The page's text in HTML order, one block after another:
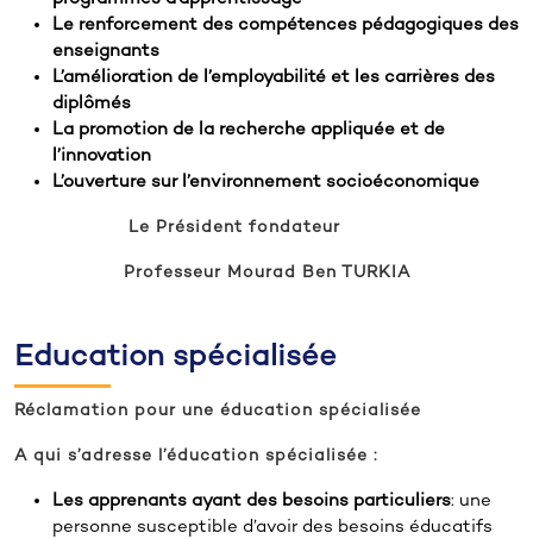
Le renforcement des compétences pédagogiques des
enseignants
L’amélioration de l’employabilité et les carrières des
diplômés
La promotion de la recherche appliquée et de
l’innovation
L’ouverture sur l’environnement socioéconomique
Le Président fondateur
Professeur Mourad Ben TURKIA
Education spécialisée
Réclamation pour une éducation spécialisée
A qui s’adresse l’éducation spécialisée :
Les apprenants ayant des besoins particuliers: une
personne susceptible d’avoir des besoins éducatifs